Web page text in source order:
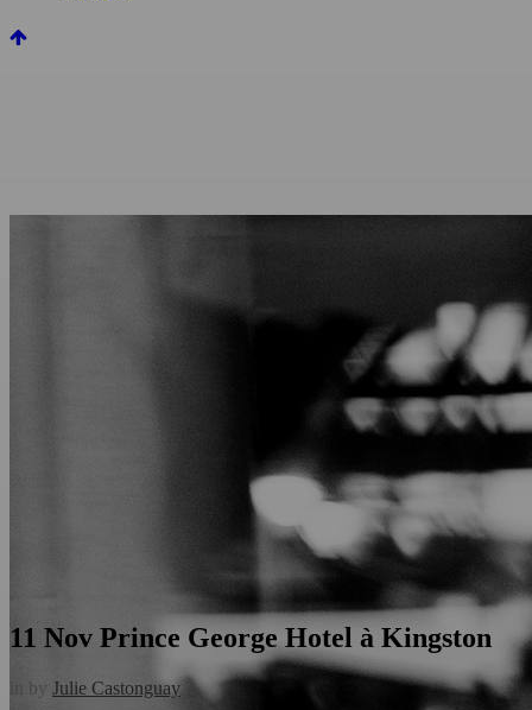
11 Nov Prince George Hotel à Kingston
by Julie Castonguay